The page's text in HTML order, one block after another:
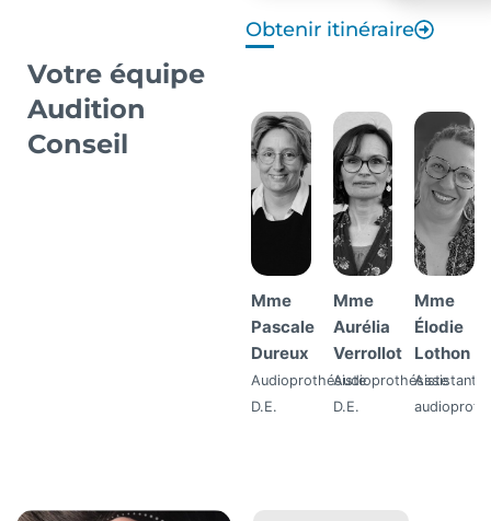
Obtenir itinéraire
Votre équipe
Audition
Conseil
Mme
Pascale
Dureux
Audioprothésiste
D.E.
Mme
Aurélia
Verrollot
Audioprothésiste
D.E.
Mme
Élodie
Lothon
Assistante